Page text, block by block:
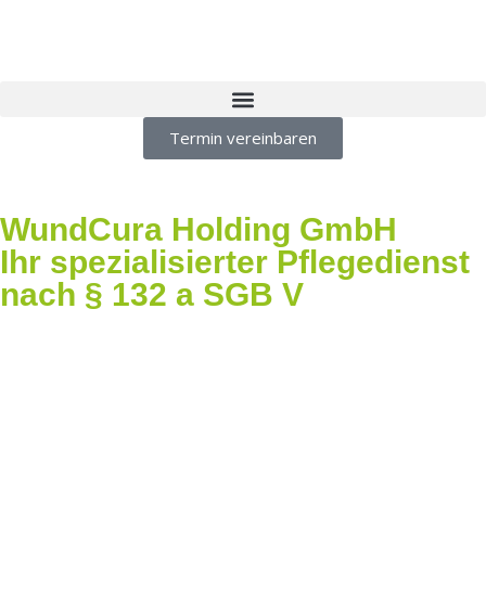
Termin vereinbaren
WundCura Holding GmbH
Ihr spezialisierter Pflegedienst
nach § 132 a SGB V